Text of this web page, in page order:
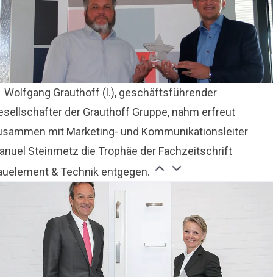
Wolfgang Grauthoff (l.), geschäftsführender
der Grauthoff Gruppe, nahm erfreut
mit Marketing- und Kommunikationsleiter
Steinmetz die Trophäe der Fachzeitschrift
& Technik entgegen.